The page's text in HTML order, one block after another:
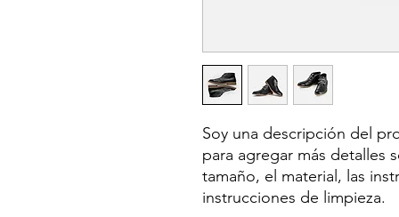
Soy una descripción del
para agregar más detalles
tamaño, el material, las
instrucciones de limpieza.